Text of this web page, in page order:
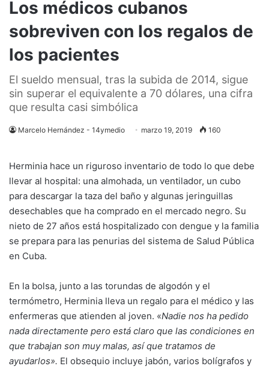
Los médicos cubanos
sobreviven con los regalos de
los pacientes
El sueldo mensual, tras la subida de 2014, sigue
sin superar el equivalente a 70 dólares, una cifra
que resulta casi simbólica
Marcelo Hernández - 14ymedio marzo 19, 2019 160
Herminia hace un riguroso inventario de todo lo que debe
llevar al hospital: una almohada, un ventilador, un cubo
para descargar la taza del baño y algunas jeringuillas
desechables que ha comprado en el mercado negro. Su
nieto de 27 años está hospitalizado con dengue y la familia
se prepara para las penurias del sistema de Salud Pública
en Cuba.
En la bolsa, junto a las torundas de algodón y el
termómetro, Herminia lleva un regalo para el médico y las
enfermeras que atienden al joven. «Nadie nos ha pedido
nada directamente pero está claro que las condiciones en
que trabajan son muy malas, así que tratamos de
ayudarlos». El obsequio incluye jabón, varios bolígrafos y